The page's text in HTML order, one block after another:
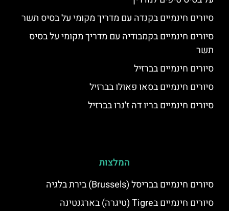
סיורים חינמיים בקנדה עם מדריך מקומי על בסיס תשר
סיורים חינמיים בקמבודיה עם מדריך מקומי על בסיס
תשר
סיורים חינמיים בברזיל
סיורים חינמיים בסאו פאולו בברזיל
סיורים חינמיים בריו דה ז'נרו בברזיל
המלצות
סיורים חינמיים בבריסל (Brussels) בירת בלגיה
סיורים חינמיים בTigre (טיגרה) בארגנטינה